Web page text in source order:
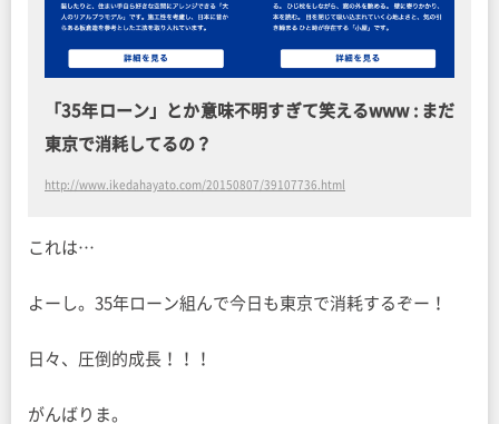
「35年ローン」とか意味不明すぎて笑えるwww : まだ
東京で消耗してるの？
http://www.ikedahayato.com/20150807/39107736.html
これは…
よーし。35年ローン組んで今日も東京で消耗するぞー！
日々、圧倒的成長！！！
がんばりま。